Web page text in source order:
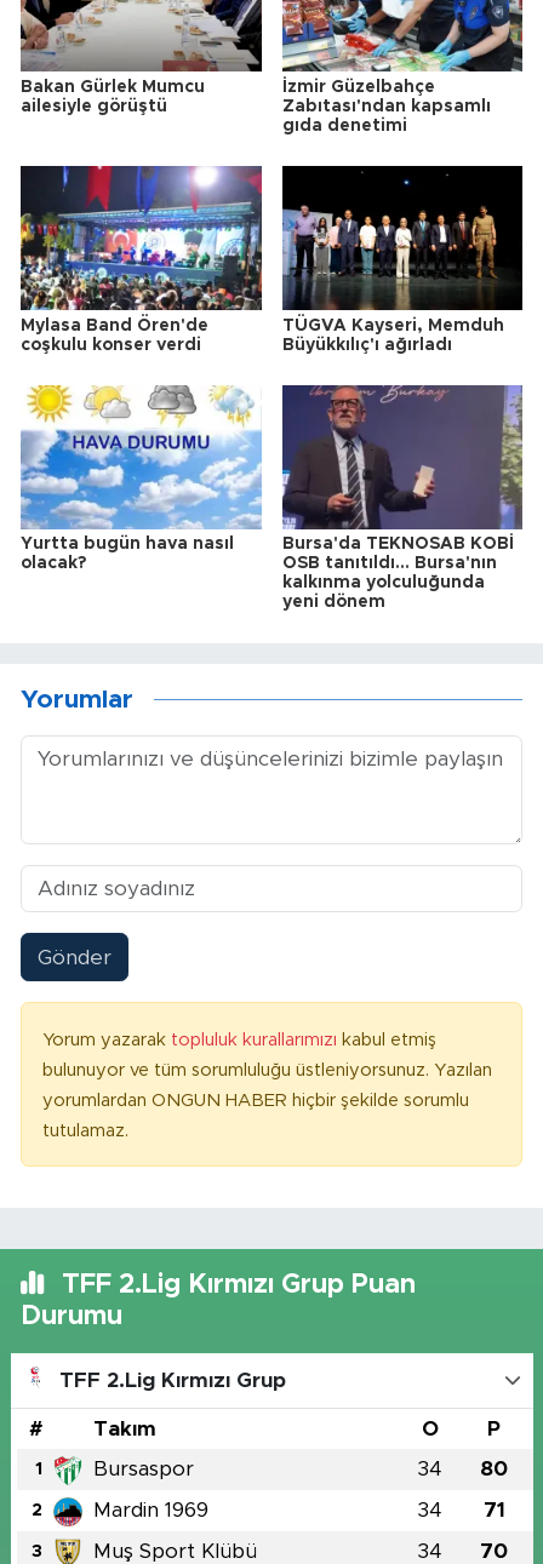
Bakan Gürlek Mumcu
ailesiyle görüştü
İzmir Güzelbahçe
Zabıtası'ndan kapsamlı
gıda denetimi
Mylasa Band Ören'de
coşkulu konser verdi
TÜGVA Kayseri, Memduh
Büyükkılıç'ı ağırladı
Yurtta bugün hava nasıl
olacak?
Bursa'da TEKNOSAB KOBİ
OSB tanıtıldı... Bursa'nın
kalkınma yolculuğunda
yeni dönem
Yorumlar
Gönder
Yorum yazarak topluluk kurallarımızı kabul etmiş
bulunuyor ve tüm sorumluluğu üstleniyorsunuz. Yazılan
yorumlardan ONGUN HABER hiçbir şekilde sorumlu
tutulamaz.
TFF 2.Lig Kırmızı Grup Puan
Durumu
TFF 2.Lig Kırmızı Grup
# Takım O P
1 Bursaspor 34 80
2 Mardin 1969 34 71
3 Muş Sport Klübü 34 70